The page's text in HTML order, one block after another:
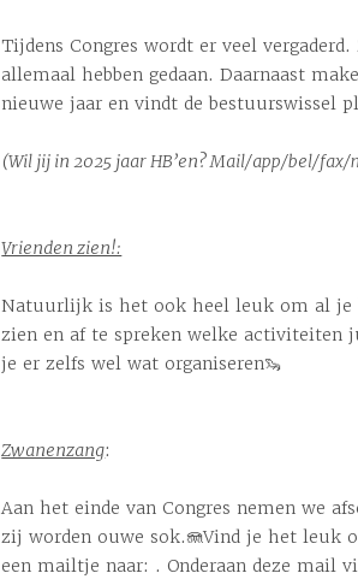
Tijdens Congres wordt er veel
allemaal hebben gedaan. Daarnaast
nieuwe jaar en vindt de bestuurswissel
(Wil jij in 2025 jaar HB’en? Mail/app/bel/
Vrienden zien!:
Natuurlijk is het ook heel leuk om al je
zien en af te spreken welke activiteiten
je er zelfs wel wat organiseren🦦
Zwanenzang:
Aan het einde van Congres nemen we
zij worden ouwe sok.🪼Vind je het leuk
een mailtje naar: . Onderaan deze mail